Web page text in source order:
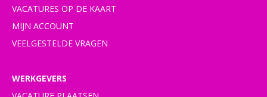
VACATURES OP DE KAART
MIJN ACCOUNT
VEELGESTELDE VRAGEN
WERKGEVERS